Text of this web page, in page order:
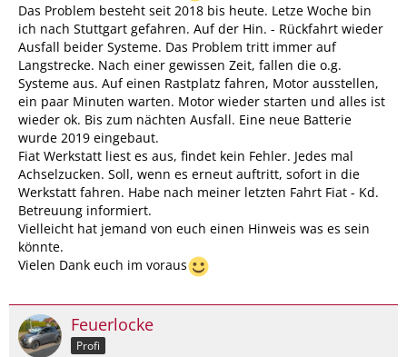
Das Problem besteht seit 2018 bis heute. Letze Woche bin
ich nach Stuttgart gefahren. Auf der Hin. - Rückfahrt wieder
Ausfall beider Systeme. Das Problem tritt immer auf
Langstrecke. Nach einer gewissen Zeit, fallen die o.g.
Systeme aus. Auf einen Rastplatz fahren, Motor ausstellen,
ein paar Minuten warten. Motor wieder starten und alles ist
wieder ok. Bis zum nächten Ausfall. Eine neue Batterie
wurde 2019 eingebaut.
Fiat Werkstatt liest es aus, findet kein Fehler. Jedes mal
Achselzucken. Soll, wenn es erneut auftritt, sofort in die
Werkstatt fahren. Habe nach meiner letzten Fahrt Fiat - Kd.
Betreuung informiert.
Vielleicht hat jemand von euch einen Hinweis was es sein
könnte.
Vielen Dank euch im voraus
Feuerlocke
Profi